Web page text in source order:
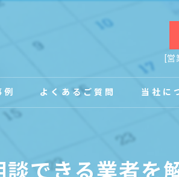
[
よくあるご質問 当社に
事務所